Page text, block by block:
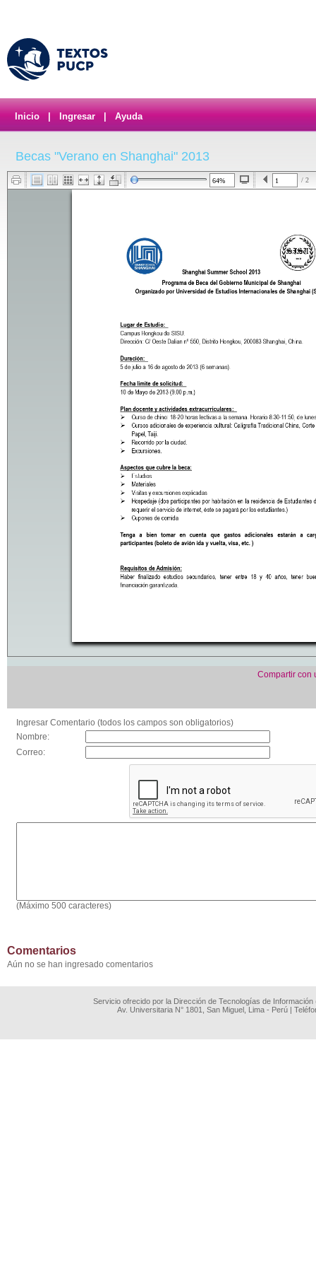
Inicio Ingresar Ayuda
Becas "Verano en Shanghai" 2013
/ 2
Compartir con
Ingresar Comentario (todos los campos son obligatorios)
Nombre:
Correo:
(Máximo 500 caracteres)
Comentarios
Aún no se han ingresado comentarios
Servicio ofrecido por la Dirección de Tecnologías de
Av. Universitaria N° 1801, San Miguel, Lima - Perú |